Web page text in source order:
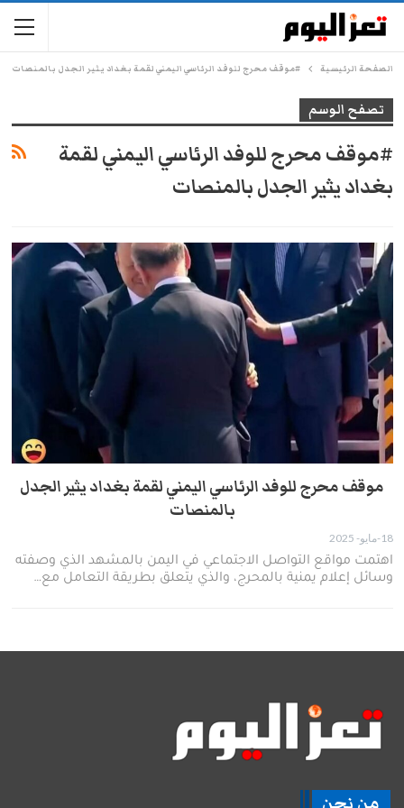
الصفحة الرئيسية #موقف محرج للوفد الرئاسي اليمني لقمة بغداد يثير الجدل بالمنصات
تصفح الوسم
#موقف محرج للوفد الرئاسي اليمني لقمة
بغداد يثير الجدل بالمنصات
موقف محرج للوفد الرئاسي اليمني لقمة بغداد يثير الجدل
بالمنصات
18-مايو- 2025
اهتمت مواقع التواصل الاجتماعي في اليمن بالمشهد الذي وصفته
وسائل إعلام يمنية بالمحرج، والذي يتعلق بطريقة التعامل مع…